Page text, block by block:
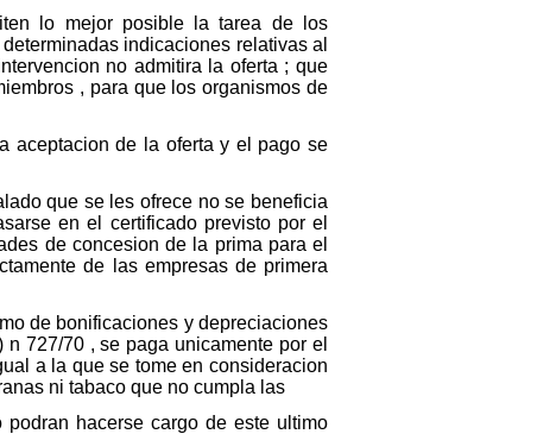
lo mejor posible la tarea de los
indicaciones relativas al
no admitira la oferta ; que
, para que los organismos de
aceptacion de la oferta y el pago se
que se les ofrece no se beneficia
en el certificado previsto por el
de concesion de la prima para el
de las empresas de primera
de bonificaciones y depreciaciones
727/70 , se paga unicamente por el
a la que se tome en consideracion
ni tabaco que no cumpla las
hacerse cargo de este ultimo